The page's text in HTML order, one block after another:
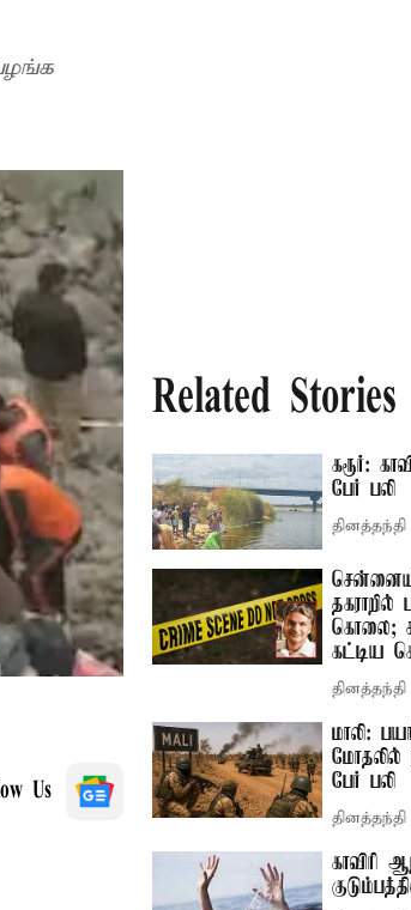
Us
Related Stories
கரூர்:
பேர் பலி
தினத்தந்தி
கொலை;
கட்டிய
தினத்தந்தி
மாலி:
மோதலில்
பேர் பலி
தினத்தந்தி
காவிரி